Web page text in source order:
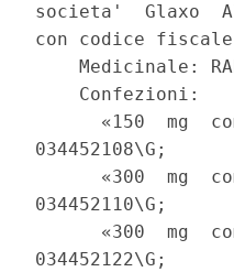
societa'  Glaxo
con codice fiscale
Medicinale:
    Confezioni:
«150  mg
034452108\G;
«300  mg
034452110\G;
«300  mg
034452122\G;